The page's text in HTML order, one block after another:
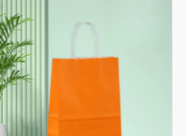
зориулагдсан буцаж
ашиглах боломжтой
крафт хавтангаас
бүрдсэн дагуу, цэцэг,
хөнгөн хоолны
ашиглахад